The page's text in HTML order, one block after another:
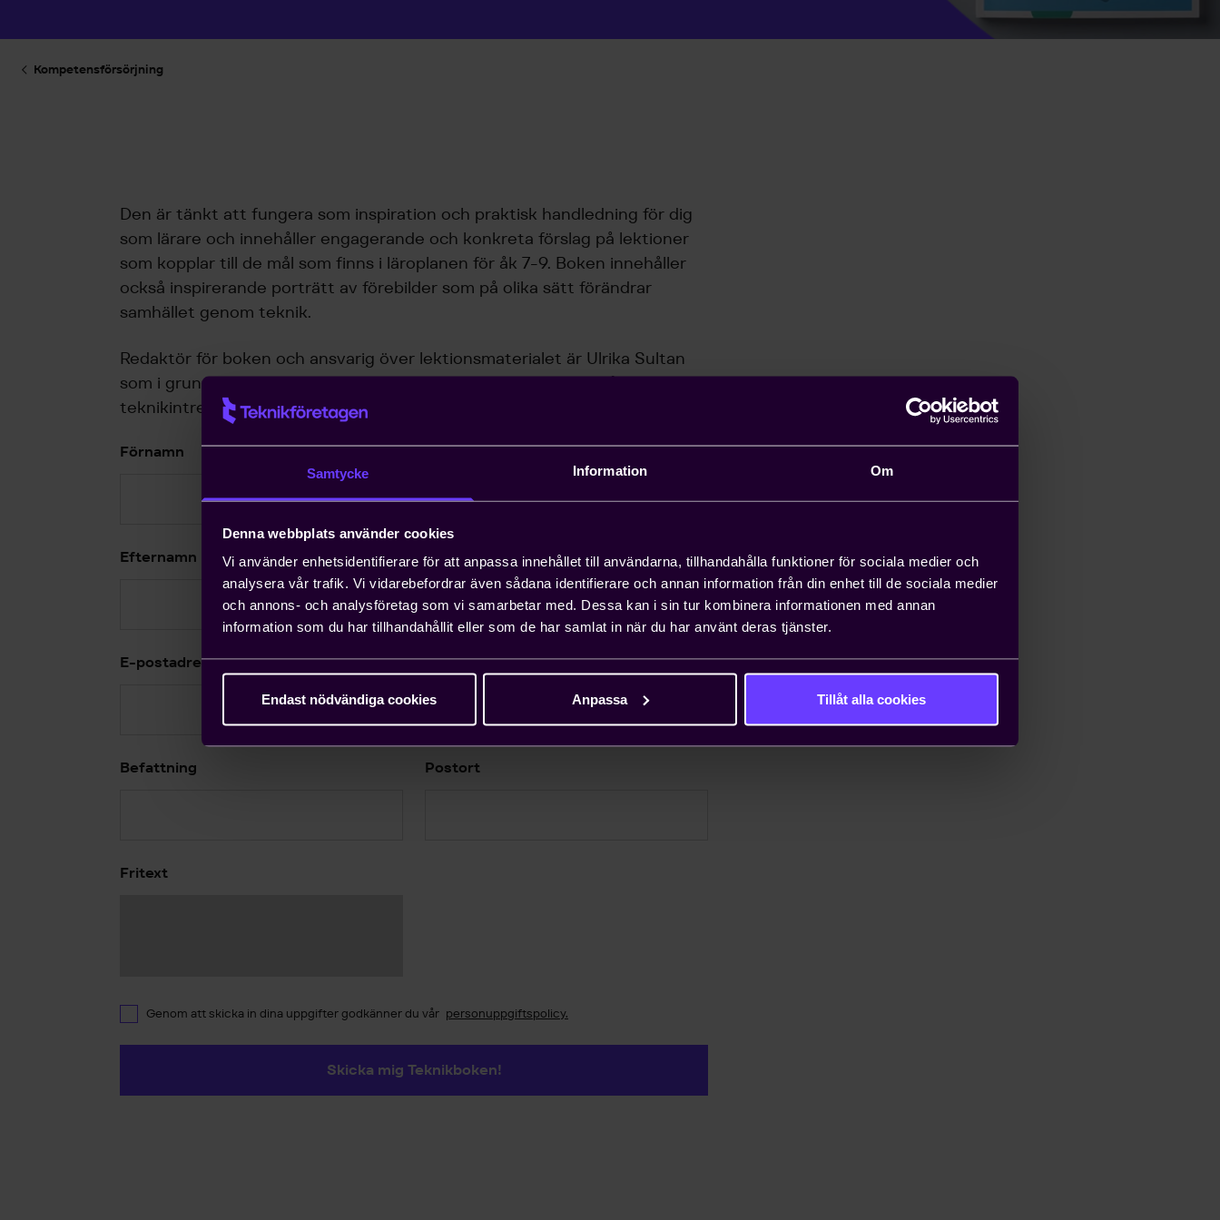
Samtycke Information Om
Denna webbplats använder cookies
Vi använder enhetsidentifierare för att anpassa innehållet till användarna, tillhandahålla funktioner för sociala medier och
analysera vår trafik. Vi vidarebefordrar även sådana identifierare och annan information från din enhet till de sociala medier
och annons- och analysföretag som vi samarbetar med. Dessa kan i sin tur kombinera informationen med annan
information som du har tillhandahållit eller som de har samlat in när du har använt deras tjänster.
Endast nödvändiga cookies Anpassa Tillåt alla cookies
Kompetensförsörjning
Den är tänkt att fungera som inspiration och praktisk handledning för dig
som lärare och innehåller engagerande och konkreta förslag på lektioner
som kopplar till de mål som finns i läroplanen för åk 7-9. Boken innehåller
också inspirerande porträtt av förebilder som på olika sätt förändrar
samhället genom teknik.
Redaktör för boken och ansvarig över lektionsmaterialet är Ulrika Sultan
som i grunden är tekniklärare och idag jobbar med att forska på flickors
teknikintresse och hur det kan behållas upp i vuxen ålder.
Förnamn Skola
Efternamn Postadress
E-postadress Postnummer
Befattning Postort
Fritext
Genom att skicka in dina uppgifter godkänner du vår personuppgiftspolicy.
Skicka mig Teknikboken!